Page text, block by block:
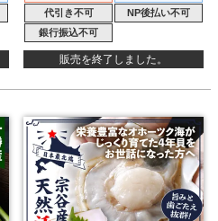
代引き不可
NP後払い不可
銀行振込不可
販売を終了しました。